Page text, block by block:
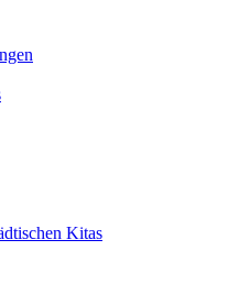
Kitas